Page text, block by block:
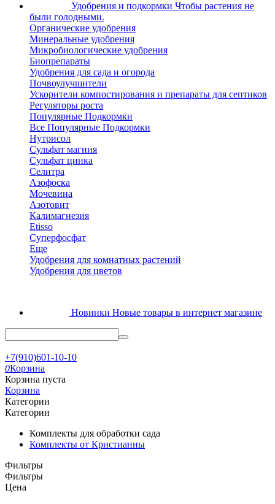
Удобрения и подкормки Чтобы растения не
были голодными.
Органические удобрения
Минеральные удобрения
Микробиологические удобрения
Биопрепараты
Удобрения для сада и огорода
Почвоулучшители
Ускорители компостирования и препараты для септиков
Регуляторы роста
Популярные Подкормки
Все Популярные Подкормки
Нутрисол
Сульфат магния
Сульфат цинка
Селитра
Азофоска
Мочевина
Азотовит
Калимагнезия
Etisso
Суперфосфат
Еще
Удобрения для комнатных растений
Удобрения для цветов
Новинки Новые товары в интернет магазине
+7(910)601-10-10
0Корзина
Корзина пуста
Корзина
Категории
Категории
Комплекты для обработки сада
Комплекты от Кристианны
Фильтры
Фильтры
Цена